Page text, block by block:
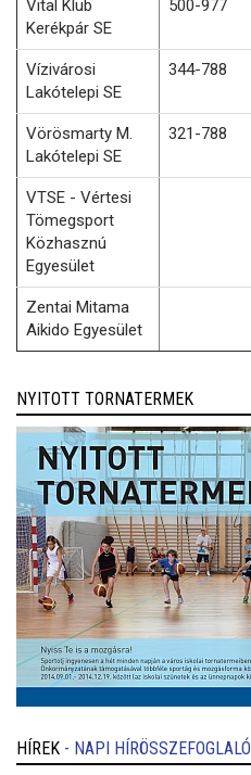
Vital Klub
Kerékpár SE
500-977
Vízivárosi
Lakótelepi SE
344-788
Vörösmarty M.
Lakótelepi SE
321-788
VTSE - Vértesi
Tömegsport
Közhasznú
Egyesület
Zentai Mitama
Aikido Egyesület
NYITOTT TORNATERMEK
HÍREK - NAPI HÍRÖSSZEFOGLALÓ